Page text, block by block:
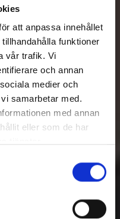
att anpassa innehållet
funktioner
vår trafik. Vi
och annan
medier och
samarbetar med.
med annan
eller som de har